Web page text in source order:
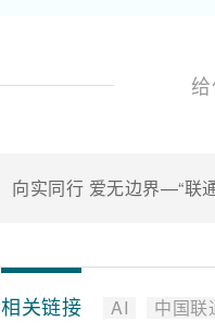
向实同行 爱无边界—“联
相关链接 AI 中国联